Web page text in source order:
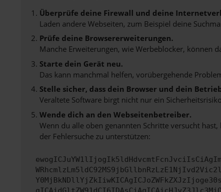
Überprüfe deine Firewall und deine
Laden andere Webseiten, zum Beispiel deine
Prüfe deine Browsererweiterungen.
Manche Erweiterungen, wie Werbeblocker, können
Starte dein Gerät neu.
Das kann manchmal helfen, vorübergehende
Stelle sicher, dass dein Browser und dein
Veraltete Software birgt nicht nur ein
Wende dich an den Webseitenbetreiber.
Wenn du alle oben genannten Schritte versucht
der Fehlersuche zu unterstützen: